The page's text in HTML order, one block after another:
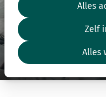
Alles
Zelf
Alles
Uitgeverij Lannoo
10% korting.